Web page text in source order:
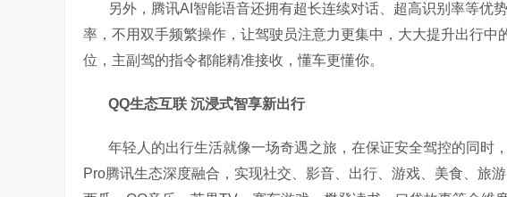
另外，腾讯AI智能语音还拥有超长连续对话、超高识别率等优
率，不用双手频繁操作，让驾驶员注意力更集中，大大提升出行
位，主副驾的指令都能精准接收，懂车更懂你。
QQ生态互联 沉浸式智享新出行
年轻人的出行生活就像一场奇遇之旅，在保证安全驾控的同时
Pro腾讯生态深度融合，实现社交、影音、出行、游戏、美食、旅